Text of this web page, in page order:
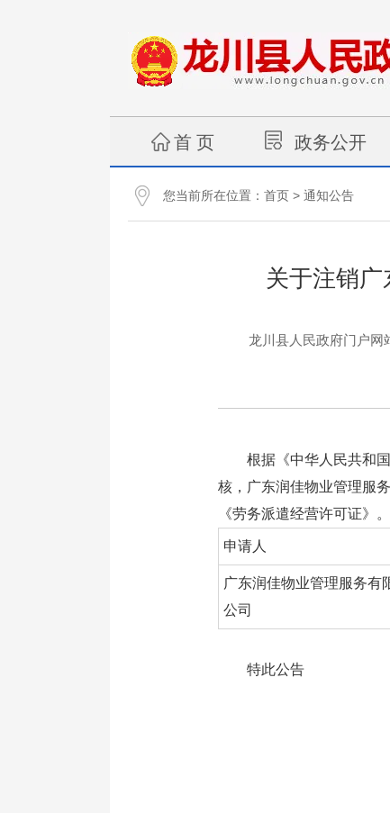
首 页 政务公开
您当前所在位置： 首页 > 通知公告
关于注销
龙川县人民政府门户网
根据《中华人民共和国
核，广东润佳物业管理服
《劳务派遣经营许可证》。
申请人
广东润佳物业管理服务有
公司
特此公告